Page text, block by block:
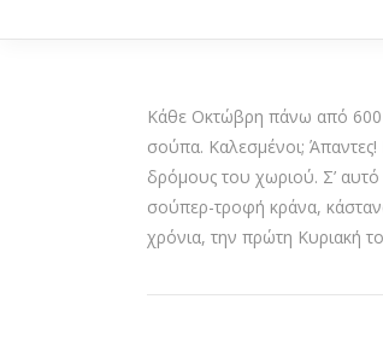
Κάθε Οκτώβρη πάνω από 600
σούπα. Καλεσμένοι;
δρόμους του χωριού. Σ’ αυτό
σούπερ-τροφή κράνα,
χρόνια, την πρώτη Κυριακή